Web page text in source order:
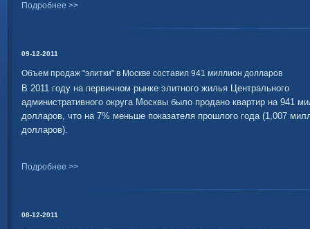
Подробнее >>
09-12-2011
Объем продаж "элитки" в Москве составил 941 миллион долларов
В 2011 году на первичном рынке элитного жилья Центрального
административного округа Москвы было продано квартир на 941
долларов, что на 7% меньше показателя прошлого года (1,007
долларов).
Подробнее >>
08-12-2011